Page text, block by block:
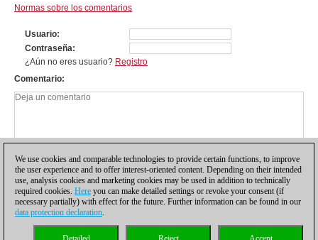
Normas sobre los comentarios
Usuario
Contraseña
¿Aún no eres usuario? Registro
Comentario
Política de privacidad |Para contactar Cookies Management
We use cookies and comparable technologies to provide certain functions, to improve
the user experience and to offer interest-oriented content. Depending on their intended
use, analysis cookies and marketing cookies may be used in addition to technically
required cookies. Here you can make detailed settings or revoke your consent (if
necessary partially) with effect for the future. Further information can be found in our
data protection declaration.